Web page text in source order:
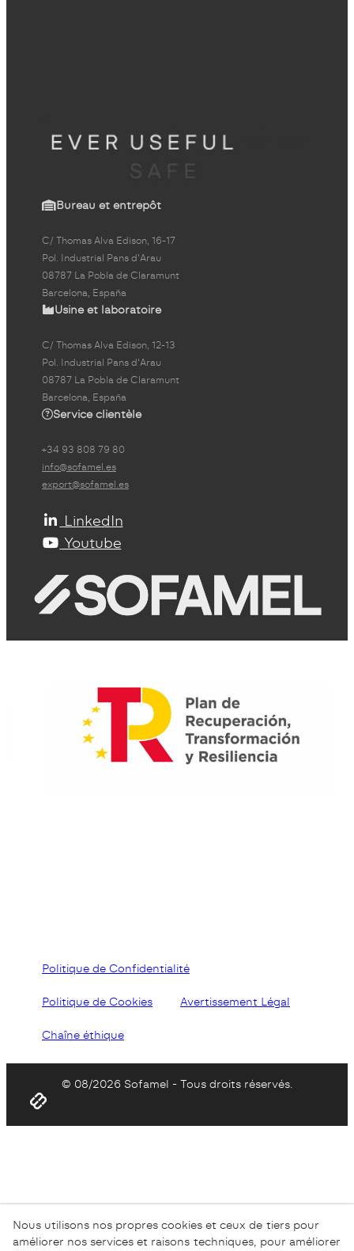
Bureau et entrepôt
C/ Thomas Alva Edison, 16-17
Pol. Industrial Pans d'Arau
08787 La Pobla de Claramunt
Barcelona, España
Usine et laboratoire
C/ Thomas Alva Edison, 12-13
Pol. Industrial Pans d'Arau
08787 La Pobla de Claramunt
Barcelona, España
Service clientèle
+34 93 808 79 80
info@sofamel.es
export@sofamel.es
LinkedIn
Youtube
Politique de Confidentialité
Politique de Cookies Avertissement Légal
Chaîne éthique
© 08/2026 Sofamel - Tous droits réservés.
Nous utilisons nos propres cookies et ceux de tiers pour
améliorer nos services et raisons techniques, pour améliorer